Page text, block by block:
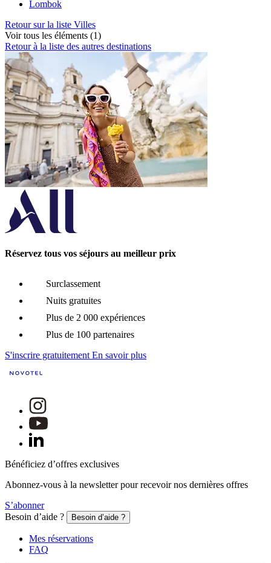
Lombok
Retour sur la liste Villes
Voir tous les éléments (1)
Retour à la liste des autres destinations
Réservez tous vos séjours au meilleur prix
Surclassement
Nuits gratuites
Plus de 2 000 expériences
Plus de 100 partenaires
S'inscrire gratuitement En savoir plus
Bénéficiez d’offres exclusives
Abonnez-vous à la newsletter pour recevoir nos dernières offres
S’abonner
Besoin d’aide ?
Besoin d’aide ?
Mes réservations
FAQ